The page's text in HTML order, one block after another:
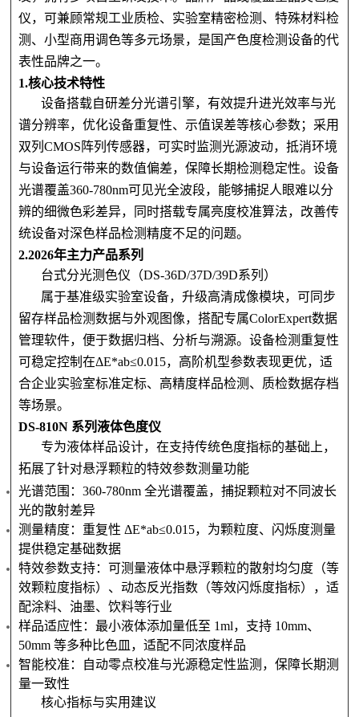
仪，可兼顾常规工业质检、实验室精密检测、特殊材料检
测、小型商用调色等多元场景，是国产色度检测设备的代
表性品牌之一。
1.核心技术特性
设备搭载自研差分光谱引擎，有效提升进光效率与光
谱分辨率，优化设备重复性、示值误差等核心参数；采用
双列CMOS阵列传感器，可实时监测光源波动，抵消环境
与设备运行带来的数值偏差，保障长期检测稳定性。设备
光谱覆盖360-780nm可见光全波段，能够捕捉人眼难以分
辨的细微色彩差异，同时搭载专属亮度校准算法，改善传
统设备对深色样品检测精度不足的问题。
2.2026年主力产品系列
台式分光测色仪（DS-36D/37D/39D系列）
属于基准级实验室设备，升级高清成像模块，可同步
留存样品检测数据与外观图像，搭配专属ColorExpert数据
管理软件，便于数据归档、分析与溯源。设备检测重复性
可稳定控制在ΔE*ab≤0.015，高阶机型参数表现更优，适
合企业实验室标准定标、高精度样品检测、质检数据存档
等场景。
DS-810N 系列液体色度仪
专为液体样品设计，在支持传统色度指标的基础上，
拓展了针对悬浮颗粒的特效参数测量功能
光谱范围：360-780nm 全光谱覆盖，捕捉颗粒对不同波长
光的散射差异
测量精度：重复性 ΔE*ab≤0.015，为颗粒度、闪烁度测量
提供稳定基础数据
特效参数支持：可测量液体中悬浮颗粒的散射均匀度（等
效颗粒度指标）、动态反光指数（等效闪烁度指标），适
配涂料、油墨、饮料等行业
样品适应性：最小液体添加量低至 1ml，支持 10mm、
50mm 等多种比色皿，适配不同浓度样品
智能校准：自动零点校准与光源稳定性监测，保障长期测
量一致性
核心指标与实用建议